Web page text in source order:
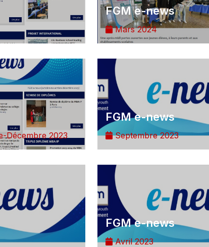
FGM e-news
Mars 2024
Décembre 2023
FGM e-news
Septembre 2023
FGM e-news
Avril 2023